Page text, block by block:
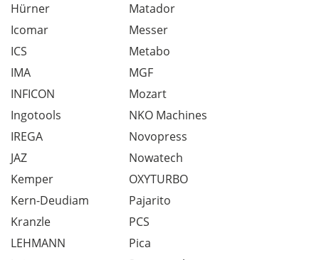
Hürner
Icomar
ICS
IMA
INFICON
Ingotools
IREGA
JAZ
Kemper
Kern-Deudiam
Kranzle
LEHMANN
Matador
Messer
Metabo
MGF
Mozart
NKO Machines
Novopress
Nowatech
OXYTURBO
Pajarito
PCS
Pica